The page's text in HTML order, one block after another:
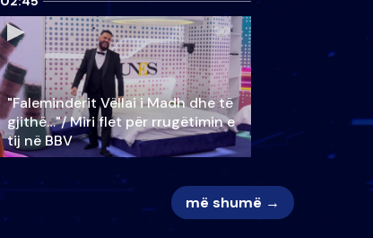
"Faleminderit Vëllai i Madh dhe të
gjithë…"/ Miri flet për rrugëtimin e
tij në BBV
më shumë →